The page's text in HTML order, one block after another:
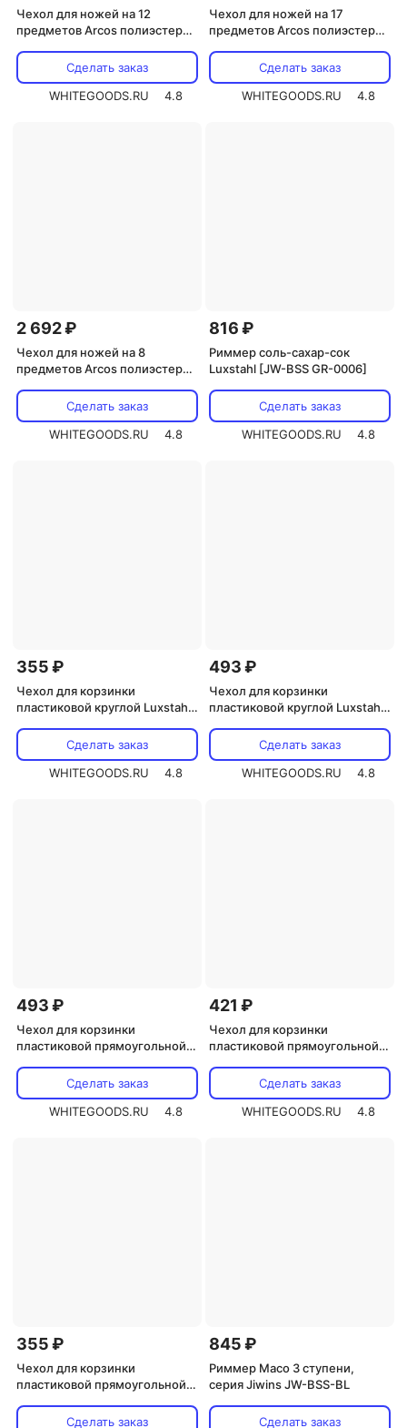
Чехол для ножей на 12
предметов Arcos полиэстер
Сделать заказ
WHITEGOODS.RU
4.8
Чехол для ножей на 17
предметов Arcos полиэстер
(691400)Сделать заказ
WHITEGOODS.RU
4.8
2 692 ₽
Чехол для ножей на 8
предметов Arcos полиэстер
(690400)Сделать заказ
WHITEGOODS.RU
4.8
816 ₽
Риммер соль-сахар-сок
Luxstahl [JW-BSS GR-0006]
Сделать заказ
WHITEGOODS.RU
4.8
355 ₽
Чехол для корзинки
пластиковой круглой Luxstahl
для арт. 178068Сделать заказ
WHITEGOODS.RU
4.8
493 ₽
Чехол для корзинки
пластиковой круглой Luxstahl
Сделать заказ
WHITEGOODS.RU
4.8
493 ₽
Чехол для корзинки
пластиковой прямоугольной
арт. 178084Сделать заказ
WHITEGOODS.RU
4.8
421 ₽
Чехол для корзинки
пластиковой прямоугольной
арт. 178084 и 178083
Сделать заказ
WHITEGOODS.RU
4.8
355 ₽
Чехол для корзинки
пластиковой прямоугольной
золотом для арт. 178084 и
Сделать заказ
845 ₽
Риммер Maco 3 ступени,
серия Jiwins JW-BSS-BL
Сделать заказ